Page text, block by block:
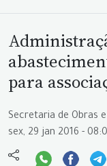
para
Secretaria de Obras
sex, 29 jan 2016 -